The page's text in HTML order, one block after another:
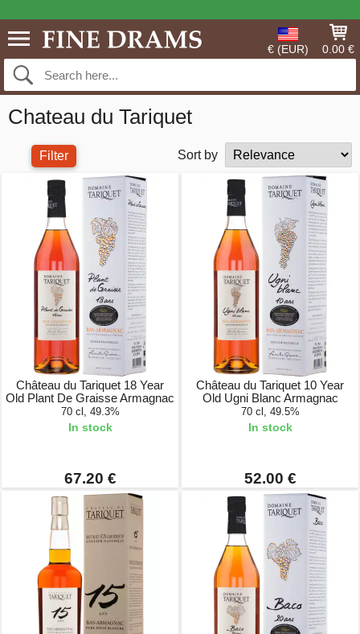
€ (EUR) 0.00 €
Chateau du Tariquet
Filter Sort by
Château du Tariquet 18 Year
Old Plant De Graisse Armagnac
70 cl, 49.3%
In stock
67.20 €
Château du Tariquet 10 Year
Old Ugni Blanc Armagnac
70 cl, 49.5%
In stock
52.00 €